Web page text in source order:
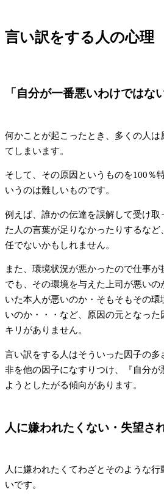
言い訳をする人の心理
「自分が一番悪いわけではな
何かことが起こったとき、多くの人は
てしまいます。
そして、その原因というものを100％
いうのは難しいものです。
例えば、誰かの伝達を誤解して受け取
た人の言葉が足りなかったりするな
任でないかもしれません。
また、環境状況が悪かったので仕事
でも、その環境を与えた上司が悪い
いた本人が悪いのか・そもそもその
いのか・・・など、原因の元となっ
キリがありません。
言い訳をする人はそういった因子の
非を他の因子になすりつけ、『自分
ようとしたがる傾向があります。
人に嫌われたくない・失望さ
人に嫌われたくてわざとそのような
いです。